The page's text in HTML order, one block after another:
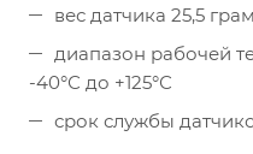
вес датчика 25,5
диапазон рабочей
-40°С до +125°С
срок службы